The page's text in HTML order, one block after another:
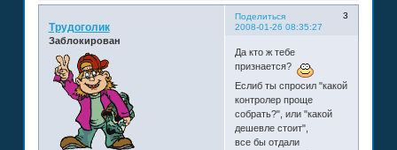
Поделиться
3
2008-01-26 08:35:27
Трудоголик
Заблокирован
Да кто ж тебе
признается?
Еслиб ты спросил "какой
контролер проще
собрать?", или "какой
дешевле стоит",
все бы отдали